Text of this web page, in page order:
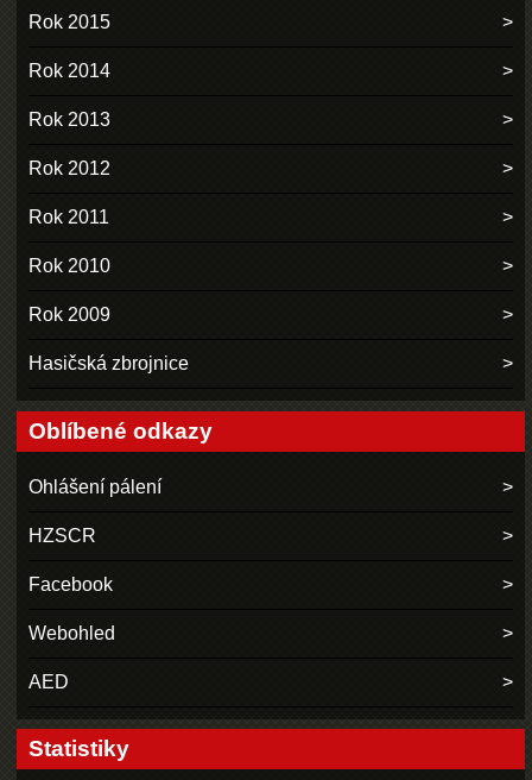
Rok 2015
Rok 2014
Rok 2013
Rok 2012
Rok 2011
Rok 2010
Rok 2009
Hasičská zbrojnice
Oblíbené odkazy
Ohlášení pálení
HZSCR
Facebook
Webohled
AED
Statistiky